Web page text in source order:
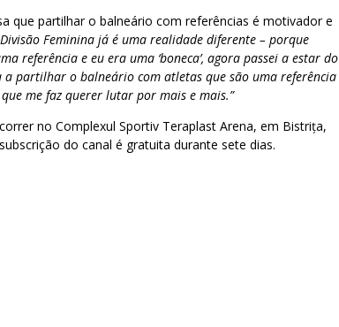
que partilhar o balneário com referências é motivador e
Feminina já é uma realidade diferente – porque
referência e eu era uma ‘boneca’, agora passei a estar do
a partilhar o balneário com atletas que são uma referência
me faz querer lutar por mais e mais.”
no Complexul Sportiv Teraplast Arena, em Bistrița,
do canal é gratuita durante sete dias.